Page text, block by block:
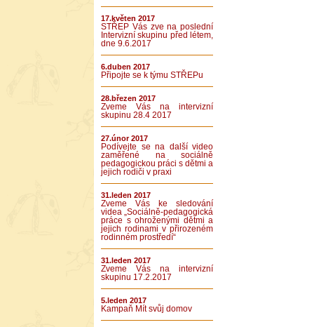
17.květen 2017
STŘEP Vás zve na poslední
Intervizní skupinu před létem,
dne 9.6.2017
6.duben 2017
Připojte se k týmu STŘEPu
28.březen 2017
Zveme Vás na intervizní
skupinu 28.4 2017
27.únor 2017
Podívejte se na další video
zaměřené na sociálně
pedagogickou práci s dětmi a
jejich rodiči v praxi
31.leden 2017
Zveme Vás ke sledování
videa „Sociálně-pedagogická
práce s ohroženými dětmi a
jejich rodinami v přirozeném
rodinném prostředí“
31.leden 2017
Zveme Vás na intervizní
skupinu 17.2.2017
5.leden 2017
Kampaň Mít svůj domov